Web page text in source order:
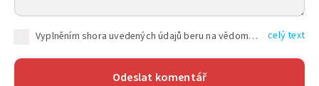
Vyplněním shora uvedených údajů beru na vědomí, že společnost TEXT FACTORY s.r.o., sídlem Brno, Durďákova 336/29, Černá Pole, PSČ: 613 00, IČ: 06157831, zapsané u Krajského soudu v Brně, oddíl C, vložka 100399, bude zpracovávat mé osobní údaje uvedené v rámci mnou vyplněného registračního formuláře na základě oprávněných zájmů TEXT FACTORY s.r.o. dle čl. 6 odst. 1 písm. f) GDPR a pro splnění právních povinností (čl. 6 odst. 1 písm. c) GDPR), a to pro tyto účely: nezbytnost zajistit oprávnění návštěvníka webových stránek provozovaných společností TEXT FACTORY s.r.o. přispívat aktivně ke zveřejněným článkům nebo v rámci diskusních fór a výkon práv TEXT FACTORY s.r.o. jako administrátora těchto diskusních fór. Více informací o zpracování osobních údajů a právech lze nalézt v celý text